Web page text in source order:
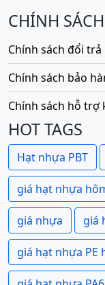
CHÍNH SÁCH
Chính sách đổi trả
Chính sách bảo
Chính sách hỗ trợ
HOT TAGS
Hạt nhựa PBT
giá hạt nhựa
giá nhựa giá
giá hạt nhựa PE